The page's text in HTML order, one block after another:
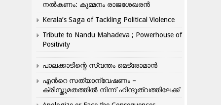
നൽകണം: കുമ്മനം രാജശേഖരൻ
Kerala’s Saga of Tackling Political Violence
Tribute to Nandu Mahadeva ; Powerhouse of
Positivity
പാലക്കാടിന്റെ സ്വന്തം മെട്രോമാൻ
എന്‍റെ സത്യാന്വേഷണം –
ക്രിസ്തുമതത്തില്‍ നിന്ന് ഹിന്ദുത്വത്തിലേക്ക്